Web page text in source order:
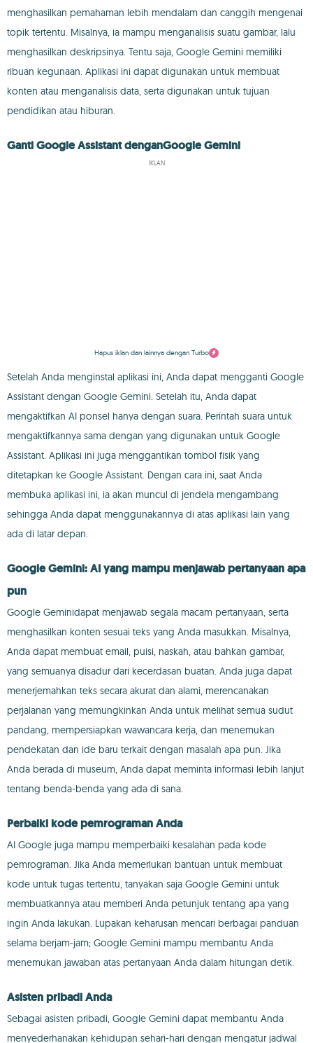
menghasilkan pemahaman lebih mendalam dan canggih mengenai
topik tertentu. Misalnya, ia mampu menganalisis suatu gambar, lalu
menghasilkan deskripsinya. Tentu saja, Google Gemini memiliki
ribuan kegunaan. Aplikasi ini dapat digunakan untuk membuat
konten atau menganalisis data, serta digunakan untuk tujuan
pendidikan atau hiburan.
Ganti Google Assistant denganGoogle Gemini
IKLAN
Hapus iklan dan lainnya dengan Turbo
Setelah Anda menginstal aplikasi ini, Anda dapat mengganti Google
Assistant dengan Google Gemini. Setelah itu, Anda dapat
mengaktifkan AI ponsel hanya dengan suara. Perintah suara untuk
mengaktifkannya sama dengan yang digunakan untuk Google
Assistant. Aplikasi ini juga menggantikan tombol fisik yang
ditetapkan ke Google Assistant. Dengan cara ini, saat Anda
membuka aplikasi ini, ia akan muncul di jendela mengambang
sehingga Anda dapat menggunakannya di atas aplikasi lain yang
ada di latar depan.
Google Gemini: AI yang mampu menjawab pertanyaan apa
pun
Google Geminidapat menjawab segala macam pertanyaan, serta
menghasilkan konten sesuai teks yang Anda masukkan. Misalnya,
Anda dapat membuat email, puisi, naskah, atau bahkan gambar,
yang semuanya disadur dari kecerdasan buatan. Anda juga dapat
menerjemahkan teks secara akurat dan alami, merencanakan
perjalanan yang memungkinkan Anda untuk melihat semua sudut
pandang, mempersiapkan wawancara kerja, dan menemukan
pendekatan dan ide baru terkait dengan masalah apa pun. Jika
Anda berada di museum, Anda dapat meminta informasi lebih lanjut
tentang benda-benda yang ada di sana.
Perbaiki kode pemrograman Anda
AI Google juga mampu memperbaiki kesalahan pada kode
pemrograman. Jika Anda memerlukan bantuan untuk membuat
kode untuk tugas tertentu, tanyakan saja Google Gemini untuk
membuatkannya atau memberi Anda petunjuk tentang apa yang
ingin Anda lakukan. Lupakan keharusan mencari berbagai panduan
selama berjam-jam; Google Gemini mampu membantu Anda
menemukan jawaban atas pertanyaan Anda dalam hitungan detik.
Asisten pribadi Anda
Sebagai asisten pribadi, Google Gemini dapat membantu Anda
menyederhanakan kehidupan sehari-hari dengan mengatur jadwal